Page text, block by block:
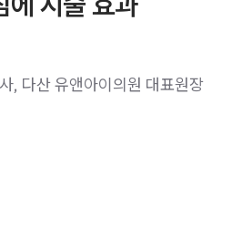
, 다산 유앤아이의원 대표원장